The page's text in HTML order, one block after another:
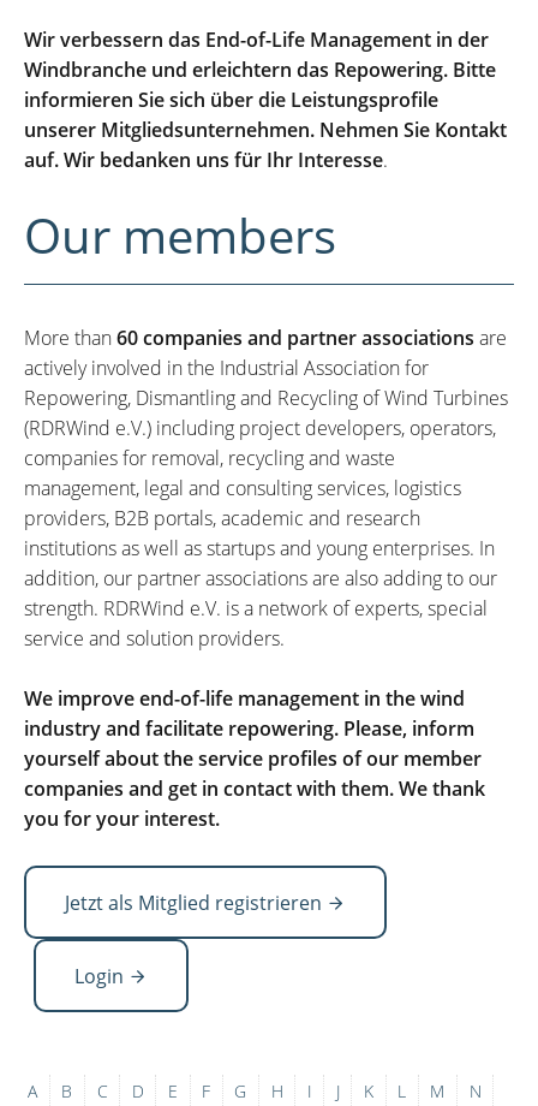
Wir verbessern das End-of-Life Management in der
Windbranche und erleichtern das Repowering. Bitte
informieren Sie sich über die Leistungsprofile
unserer Mitgliedsunternehmen. Nehmen Sie Kontakt
auf. Wir bedanken uns für Ihr Interesse.
Our members
More than60 companies and partner associations are
actively involved in the Industrial Association for
Repowering, Dismantling and Recycling of Wind Turbines
(RDRWind e.V.) including project developers, operators,
companies for removal, recycling and waste
management, legal and consulting services, logistics
providers, B2B portals, academic and research
institutions as well as startups and young enterprises. In
addition, our partner associations are also adding to our
strength. RDRWind e.V. is a network of experts, special
service and solution providers.
We improve end-of-life management in the wind
industry and facilitate repowering. Please, inform
yourself about the service profiles of our member
companies and get in contact with them. We thank
you for your interest.
Jetzt als Mitglied registrieren
Login
A B C D E F G H I J K L M
N